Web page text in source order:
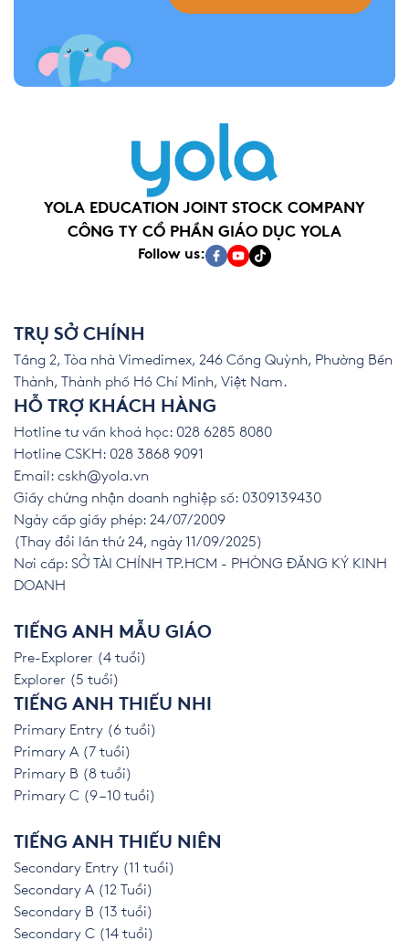
YOLA EDUCATION JOINT STOCK COMPANY
CÔNG TY CỔ PHẦN GIÁO DỤC YOLA
Follow us:
TRỤ SỞ CHÍNH
Tầng 2, Tòa nhà Vimedimex, 246 Cống Quỳnh, Phường Bến
Thành, Thành phố Hồ Chí Minh, Việt Nam.
HỖ TRỢ KHÁCH HÀNG
Hotline tư vấn khoá học: 028 6285 8080
Hotline CSKH: 028 3868 9091
Email: cskh@yola.vn
Giấy chứng nhận doanh nghiệp số: 0309139430
Ngày cấp giấy phép: 24/07/2009
(Thay đổi lần thứ 24, ngày 11/09/2025)
Nơi cấp: SỞ TÀI CHÍNH TP.HCM - PHÒNG ĐĂNG KÝ KINH
DOANH
TIẾNG ANH MẪU GIÁO
Pre-Explorer (4 tuổi)
Explorer (5 tuổi)
TIẾNG ANH THIẾU NHI
Primary Entry (6 tuổi)
Primary A (7 tuổi)
Primary B (8 tuổi)
Primary C (9 – 10 tuổi)
TIẾNG ANH THIẾU NIÊN
Secondary Entry (11 tuổi)
Secondary A (12 Tuổi)
Secondary B (13 tuổi)
Secondary C (14 tuổi)